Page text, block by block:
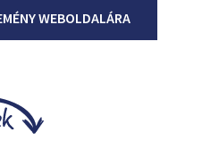
WEBOLDALÁRA